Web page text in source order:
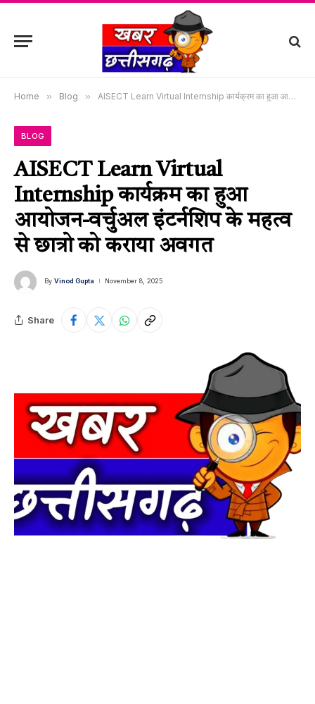
Home » Blog » AISECT Learn Virtual Internship कार्यक्रम का हुआ आयोजन-वर्चुअल इंटर्नशिप के महत्व से छात्रो को कराया अवगत
BLOG
AISECT Learn Virtual
Internship कार्यक्रम का हुआ
आयोजन-वर्चुअल इंटर्नशिप के महत्व
से छात्रो को कराया अवगत
By Vinod Gupta November 8, 2025
Share